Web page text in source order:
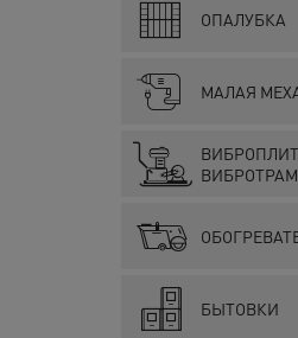
ОПАЛУБКА
МАЛАЯ
БЫТОВКИ